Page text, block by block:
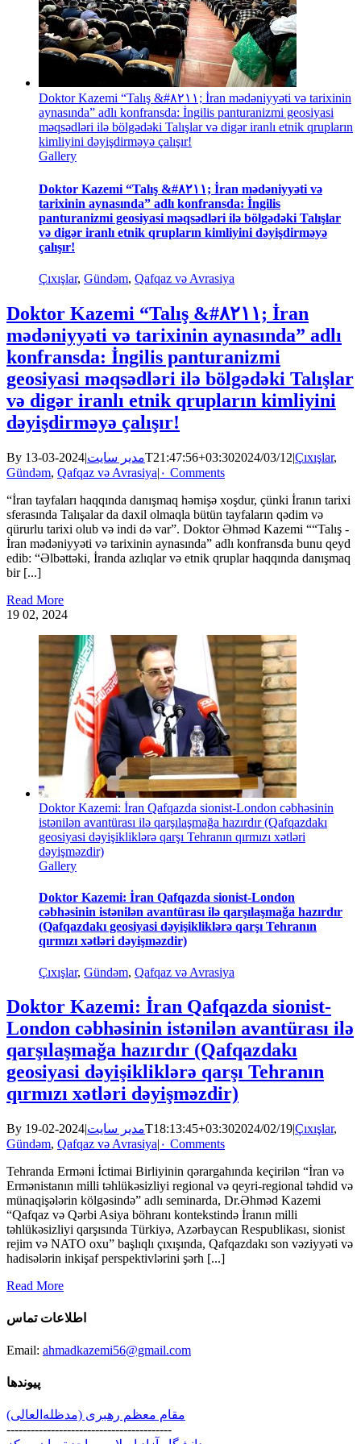
Doktor Kazemi “Talış &#۸۲۱۱; İran mədəniyyəti və tarixinin
aynasında” adlı konfransda: İngilis panturanizmi geosiyasi
məqsədləri ilə bölgədəki Talışlar və digər iranlı etnik qrupların
kimliyini dəyişdirməyə çalışır!
Gallery
Doktor Kazemi “Talış &#۸۲۱۱; İran mədəniyyəti və
tarixinin aynasında” adlı konfransda: İngilis
panturanizmi geosiyasi məqsədləri ilə bölgədəki Talışlar
və digər iranlı etnik qrupların kimliyini dəyişdirməyə
çalışır!
Çıxışlar, Gündəm, Qafqaz və Avrasiya
Doktor Kazemi “Talış &#۸۲۱۱; İran
mədəniyyəti və tarixinin aynasında” adlı
konfransda: İngilis panturanizmi
geosiyasi məqsədləri ilə bölgədəki Talışlar
və digər iranlı etnik qrupların kimliyini
dəyişdirməyə çalışır!
By مدیر سایت| 2024-03-13T21:47:56+03:302024/03/12|Çıxışlar,
Gündəm, Qafqaz və Avrasiya| ۰ Comments
“İran tayfaları haqqında danışmaq həmişə xoşdur, çünki İranın tarixi
sferasında Talışalar da daxil olmaqla bütün tayfaların qədim və
qürurlu tarixi olub və indi də var”. Doktor Əhməd Kazemi ““Talış -
İran mədəniyyəti və tarixinin aynasında” adlı konfransda bunu qeyd
edib: “Əlbəttəki, İranda azlıqlar və etnik qruplar haqqında danışmaq
bir [...]
Read More
19 02, 2024
Doktor Kazemi: İran Qafqazda sionist-London cəbhəsinin
istənilən avantürası ilə qarşılaşmağa hazırdır (Qafqazdakı
geosiyasi dəyişikliklərə qarşı Tehranın qırmızı xətləri
dəyişməzdir)
Gallery
Doktor Kazemi: İran Qafqazda sionist-London
cəbhəsinin istənilən avantürası ilə qarşılaşmağa hazırdır
(Qafqazdakı geosiyasi dəyişikliklərə qarşı Tehranın
qırmızı xətləri dəyişməzdir)
Çıxışlar, Gündəm, Qafqaz və Avrasiya
Doktor Kazemi: İran Qafqazda sionist-
London cəbhəsinin istənilən avantürası ilə
qarşılaşmağa hazırdır (Qafqazdakı
geosiyasi dəyişikliklərə qarşı Tehranın
qırmızı xətləri dəyişməzdir)
By مدیر سایت| 2024-02-19T18:13:45+03:302024/02/19|Çıxışlar,
Gündəm, Qafqaz və Avrasiya| ۰ Comments
Tehranda Erməni İctimai Birliyinin qərargahında keçirilən “İran və
Ermənistanın milli təhlükəsizliyi regional və qeyri-regional təhdid və
münaqişələrin kölgəsində” adlı seminarda, Dr.Əhməd Kazemi
“Qafqaz və Qərbi Asiya böhranı kontekstində İranın milli
təhlükəsizliyi qarşısında Türkiyə, Azərbaycan Respublikası, sionist
rejim və NATO oxu” başlıqlı çıxışında, Qafqazdakı son vəziyyəti və
hadisələrin inkişaf perspektivlərini şərh [...]
Read More
اطلاعات تماس
Email: ahmadkazemi56@gmail.com
پیوندها
مقام معظم رهبری (مد‌ظله‌العالی)
-----------------------------------------